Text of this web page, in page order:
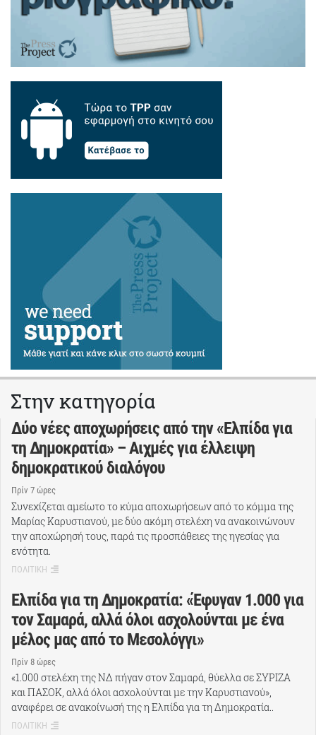
Στην κατηγορία
Δύο νέες αποχωρήσεις από την «Ελπίδα για
τη Δημοκρατία» – Αιχμές για έλλειψη
δημοκρατικού διαλόγου
Πρίν 7 ώρες
Συνεχίζεται αμείωτο το κύμα αποχωρήσεων από το κόμμα της
Μαρίας Καρυστιανού, με δύο ακόμη στελέχη να ανακοινώνουν
την αποχώρησή τους, παρά τις προσπάθειες της ηγεσίας για
ενότητα.
ΠΟΛΙΤΙΚΗ
Ελπίδα για τη Δημοκρατία: «Έφυγαν 1.000 για
τον Σαμαρά, αλλά όλοι ασχολούνται με ένα
μέλος μας από το Μεσολόγγι»
Πρίν 8 ώρες
«1.000 στελέχη της ΝΔ πήγαν στον Σαμαρά, θύελλα σε ΣΥΡΙΖΑ
και ΠΑΣΟΚ, αλλά όλοι ασχολούνται με την Καρυστιανού»,
αναφέρει σε ανακοίνωσή της η Ελπίδα για τη Δημοκρατία..
ΠΟΛΙΤΙΚΗ